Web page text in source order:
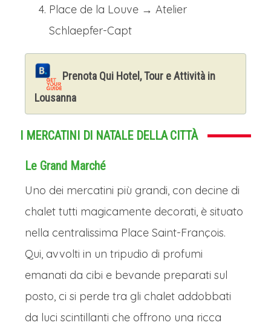
Place de la Louve → Atelier
Schlaepfer-Capt
Prenota Qui Hotel, Tour e Attività in
Lousanna
I MERCATINI DI NATALE DELLA CITTÀ
Le Grand Marché
Uno dei mercatini più grandi, con decine di
chalet tutti magicamente decorati, è situato
nella centralissima Place Saint-François.
Qui, avvolti in un tripudio di profumi
emanati da cibi e bevande preparati sul
posto, ci si perde tra gli chalet addobbati
da luci scintillanti che offrono una ricca